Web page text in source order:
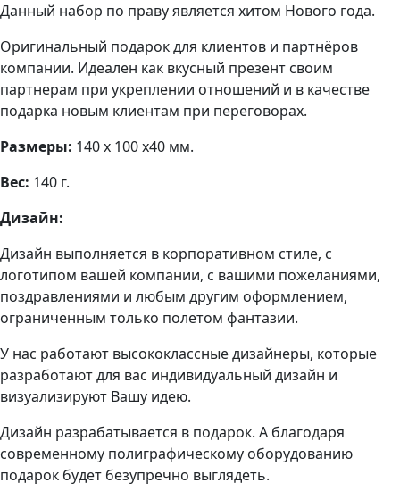
Данный набор по праву является хитом Нового года.
Оригинальный подарок для клиентов и партнёров
компании. Идеален как вкусный презент своим
партнерам при укреплении отношений и в качестве
подарка новым клиентам при переговорах.
Размеры: 140 х 100 х40 мм.
Вес: 140 г.
Дизайн:
Дизайн выполняется в корпоративном стиле, с
логотипом вашей компании, с вашими пожеланиями,
поздравлениями и любым другим оформлением,
ограниченным только полетом фантазии.
У нас работают высококлассные дизайнеры, которые
разработают для вас индивидуальный дизайн и
визуализируют Вашу идею.
Дизайн разрабатывается в подарок. А благодаря
современному полиграфическому оборудованию
подарок будет безупречно выглядеть.